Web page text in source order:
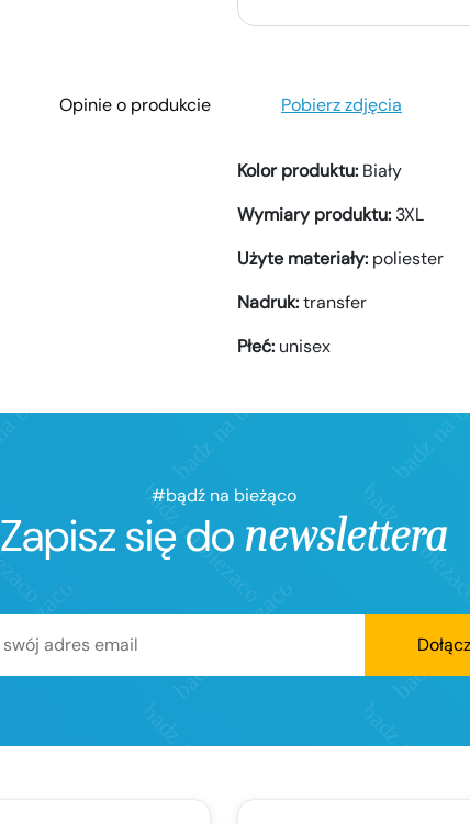
Opinie o produkcie Pobierz zdjęcia
Kolor produktu: Biały
Wymiary produktu: 3XL
Użyte materiały: poliester
Nadruk:transfer
Płeć: unisex
#bądź na bieżąco
Zapisz się do newslettera
Dołącz